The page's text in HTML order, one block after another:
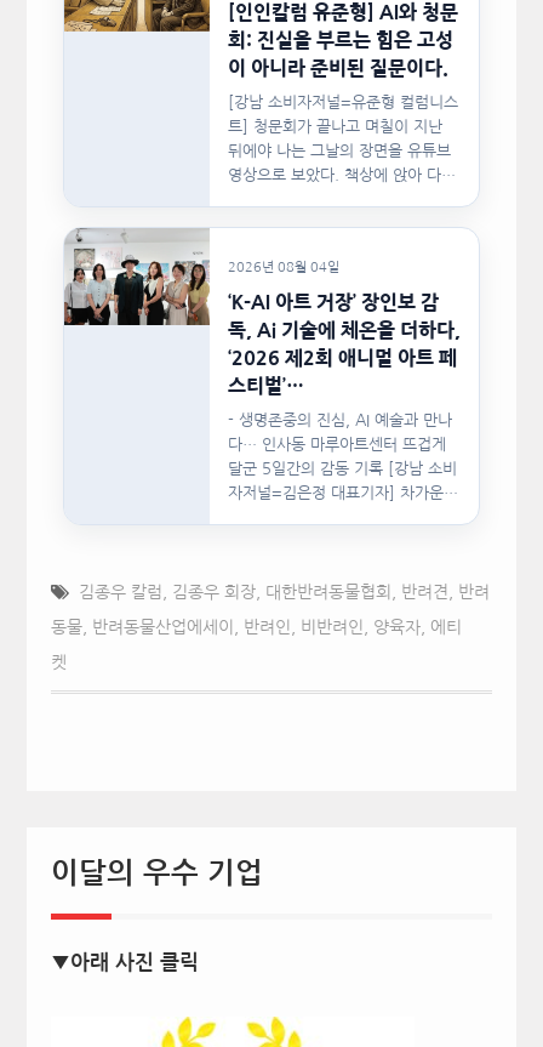
[인인칼럼 유준형] AI와 청문
회: 진실을 부르는 힘은 고성
이 아니라 준비된 질문이다.
[강남 소비자저널=유준형 컬럼니스
트] 청문회가 끝나고 며칠이 지난
뒤에야 나는 그날의 장면을 유튜브
영상으로 보았다. 책상에 앉아 다른
2026년 08월 04일
‘K-AI 아트 거장’ 장인보 감
독, Ai 기술에 체온을 더하다,
‘2026 제2회 애니멀 아트 페
스티벌’…
- 생명존중의 진심, AI 예술과 만나
다… 인사동 마루아트센터 뜨겁게
달군 5일간의 감동 기록 [강남 소비
자저널=김은정 대표기자] 차가운
김종우 칼럼 김종우 회장, 대한반려동물협회 반려견 반려
동물, 반려동물산업에세이 반려인 비반려인 양육자, 에티
켓
이달의 우수 기업
▼아래 사진 클릭